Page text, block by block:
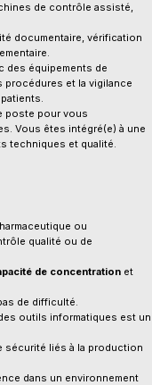
de contrôle assisté,
documentaire, vérification
des équipements de
procédures et la vigilance
poste pour vous
Vous êtes intégré(e) à une
techniques et qualité.
ou
qualité ou de
de concentration et
de difficulté.
outils informatiques est un
sécurité liés à la production
dans un environnement